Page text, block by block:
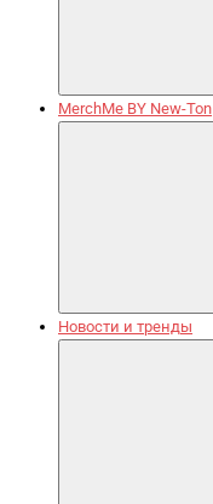
MerchMe BY New-Ton
Новости и тренды